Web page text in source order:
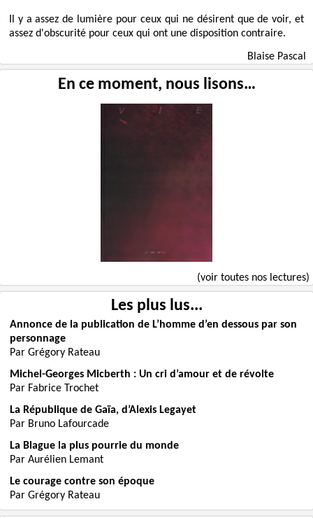
Il y a assez de lumière pour ceux qui ne désirent que de voir, et
assez d'obscurité pour ceux qui ont une disposition contraire.
Blaise Pascal
En ce moment, nous lisons…
(voir toutes nos lectures)
Les plus lus...
Annonce de la publication de L’homme d’en dessous par son
personnage
Par Grégory Rateau
Michel-Georges Micberth : Un cri d’amour et de révolte
Par Fabrice Trochet
La République de Gaïa, d’Alexis Legayet
Par Bruno Lafourcade
La Blague la plus pourrie du monde
Par Aurélien Lemant
Le courage contre son époque
Par Grégory Rateau